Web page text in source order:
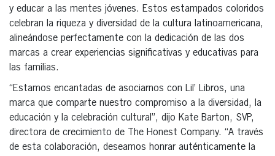
y educar a las mentes jóvenes. Estos estampados coloridos
celebran la riqueza y diversidad de la cultura latinoamericana,
alineándose perfectamente con la dedicación de las dos
marcas a crear experiencias significativas y educativas para
las familias.
“Estamos encantadas de asociarnos con Lil’ Libros, una
marca que comparte nuestro compromiso a la diversidad, la
educación y la celebración cultural”, dijo Kate Barton, SVP,
directora de crecimiento de The Honest Company. “A través
de esta colaboración, deseamos honrar auténticamente la